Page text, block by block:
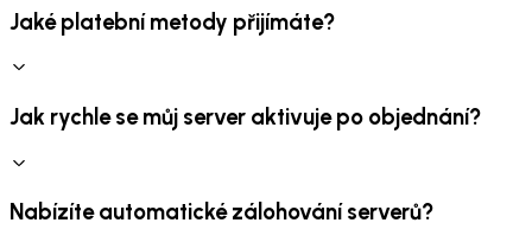
Jaké platební metody přijímáte?
Jak rychle se můj server aktivuje po objednání?
Nabízíte automatické zálohování serverů?